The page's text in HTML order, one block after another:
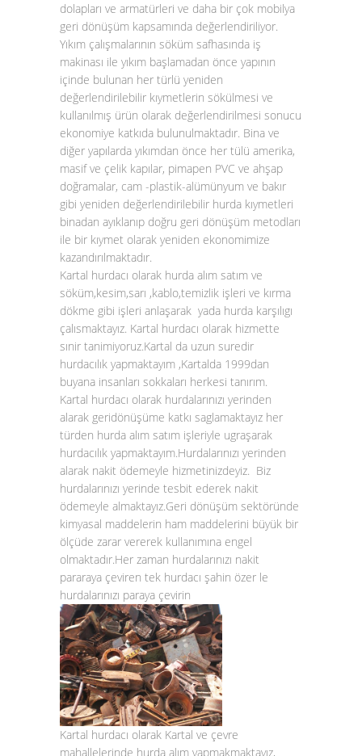
dolapları ve armatürleri ve daha bir çok mobilya
geri dönüşüm kapsamında değerlendiriliyor.
Yıkım çalışmalarının söküm safhasında iş
makinası ile yıkım başlamadan önce yapının
içinde bulunan her türlü yeniden
değerlendirilebilir kıymetlerin sökülmesi ve
kullanılmış ürün olarak değerlendirilmesi sonucu
ekonomiye katkıda bulunulmaktadır. Bina ve
diğer yapılarda yıkımdan önce her tülü amerika,
masif ve çelik kapılar, pimapen PVC ve ahşap
doğramalar, cam -plastik-alümünyum ve bakır
gibi yeniden değerlendirilebilir hurda kıymetleri
binadan ayıklanıp doğru geri dönüşüm metodları
ile bir kıymet olarak yeniden ekonomimize
kazandırılmaktadır.
Kartal hurdacı olarak hurda alım satım ve
söküm,kesim,sarı ,kablo,temizlik işleri ve kırma
dökme gibi işleri anlaşarak yada hurda karşılıgı
çalısmaktayız. Kartal hurdacı olarak hizmette
sınir tanimiyoruz.Kartal da uzun suredir
hurdacılık yapmaktayım ,Kartalda 1999dan
buyana insanları sokkaları herkesi tanırım.
Kartal hurdacı olarak hurdalarınızı yerinden
alarak geridönüşüme katkı saglamaktayız her
türden hurda alım satım işleriyle ugraşarak
hurdacılık yapmaktayım.Hurdalarınızı yerinden
alarak nakit ödemeyle hizmetinizdeyiz. Biz
hurdalarınızı yerinde tesbit ederek nakit
ödemeyle almaktayız.Geri dönüşüm sektöründe
kimyasal maddelerin ham maddelerini büyük bir
ölçüde zarar vererek kullanımına engel
olmaktadır.Her zaman hurdalarınızı nakit
pararaya çeviren tek hurdacı şahin özer le
hurdalarınızı paraya çevirin
Kartal hurdacı olarak Kartal ve çevre
mahallelerinde hurda alım yapmakmaktayız,